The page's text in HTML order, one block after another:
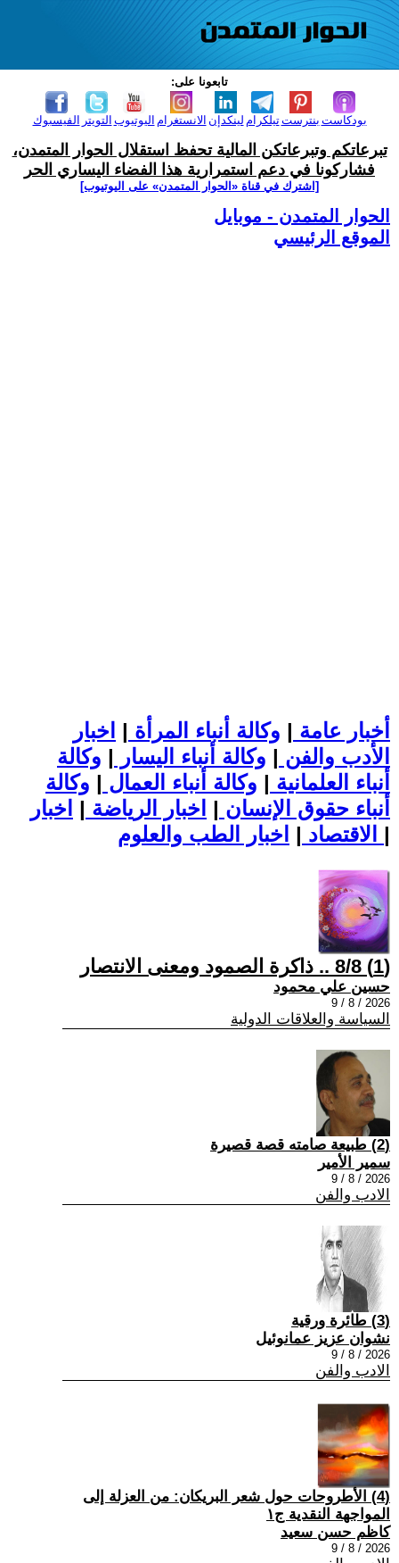
تابعونا على:
الفيسبوك التويتر اليوتيوب الانستغرام لينكدإن تيلكرامبنترست بودكاست
تبرعاتكم وتبرعاتكن المالية تحفظ استقلال الحوار المتمدن،
فشاركونا في دعم استمرارية هذا الفضاء اليساري الحر
[اشترك في قناة ‫«الحوار المتمدن» على اليوتيوب]
الحوار المتمدن - موبايل
الموقع الرئيسي
أخبار عامة | وكالة أنباء المرأة | اخبار
الأدب والفن | وكالة أنباء اليسار | وكالة
أنباء العلمانية | وكالة أنباء العمال | وكالة
أنباء حقوق الإنسان | اخبار الرياضة | اخبار
الاقتصاد | |
(1) 8/8 .. ذاكرة الصمود ومعنى الانتصار
حسين علي محمود
2026 / 8 / 9
السياسة والعلاقات الدولية
(2) طبيعة صامته قصة قصيرة
سمير الأمير
2026 / 8 / 9
الادب والفن
(3) طائرة ورقية
نشوان عزيز عمانوئيل
2026 / 8 / 9
الادب والفن
(4) الأطروحات حول شعر البريكان: من العزلة إلى
المواجهة النقدية ج١
كاظم حسن سعيد
2026 / 8 / 9